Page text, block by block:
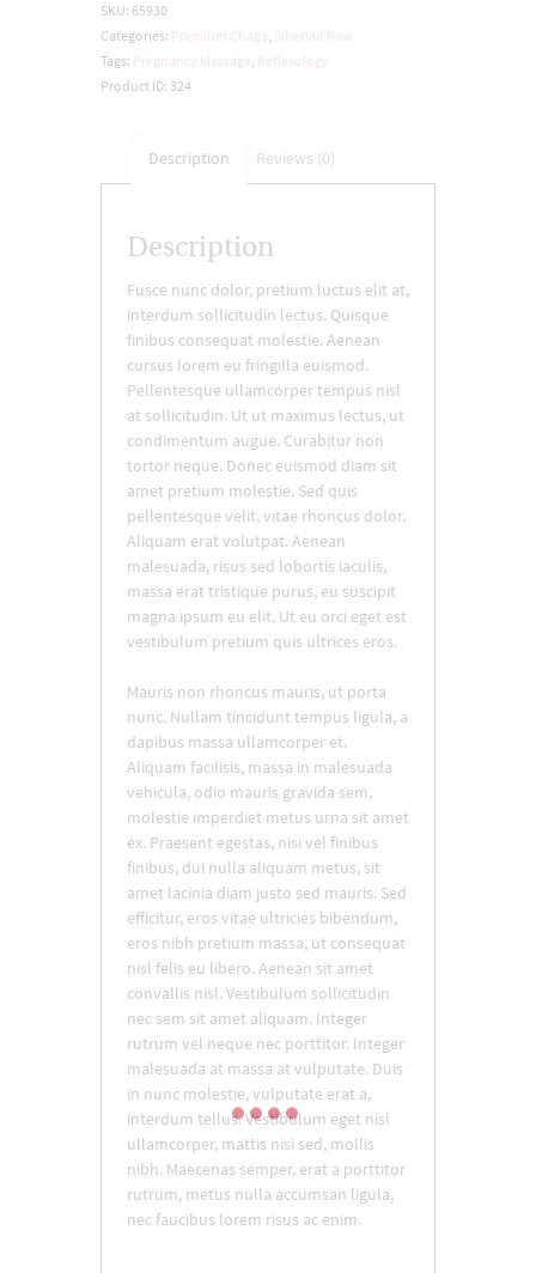
SKU: 65930
Categories: Premium Chaga, Siberian Raw
Tags: Pregnancy Massage, Reflexology
Product ID: 324
Description Reviews (0)
Description
Fusce nunc dolor, pretium luctus elit at,
interdum sollicitudin lectus. Quisque
finibus consequat molestie. Aenean
cursus lorem eu fringilla euismod.
Pellentesque ullamcorper tempus nisl
at sollicitudin. Ut ut maximus lectus, ut
condimentum augue. Curabitur non
tortor neque. Donec euismod diam sit
amet pretium molestie. Sed quis
pellentesque velit, vitae rhoncus dolor.
Aliquam erat volutpat. Aenean
malesuada, risus sed lobortis iaculis,
massa erat tristique purus, eu suscipit
magna ipsum eu elit. Ut eu orci eget est
vestibulum pretium quis ultrices eros.
Mauris non rhoncus mauris, ut porta
nunc. Nullam tincidunt tempus ligula, a
dapibus massa ullamcorper et.
Aliquam facilisis, massa in malesuada
vehicula, odio mauris gravida sem,
molestie imperdiet metus urna sit amet
ex. Praesent egestas, nisi vel finibus
finibus, dui nulla aliquam metus, sit
amet lacinia diam justo sed mauris. Sed
efficitur, eros vitae ultricies bibendum,
eros nibh pretium massa, ut consequat
nisl felis eu libero. Aenean sit amet
convallis nisl. Vestibulum sollicitudin
nec sem sit amet aliquam. Integer
rutrum vel neque nec porttitor. Integer
malesuada at massa at vulputate. Duis
in nunc molestie, vulputate erat a,
interdum tellus. Vestibulum eget nisl
ullamcorper, mattis nisi sed, mollis
nibh. Maecenas semper, erat a porttitor
rutrum, metus nulla accumsan ligula,
nec faucibus lorem risus ac enim.